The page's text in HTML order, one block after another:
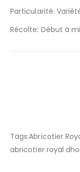
Particularité:
Récolte: Début à
Tags:Abricotier
abricotier royal